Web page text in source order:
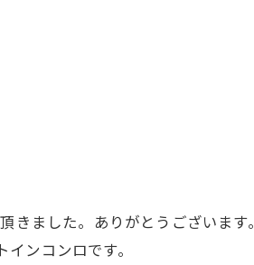
ました。ありがとうございます。
ンコンロです。